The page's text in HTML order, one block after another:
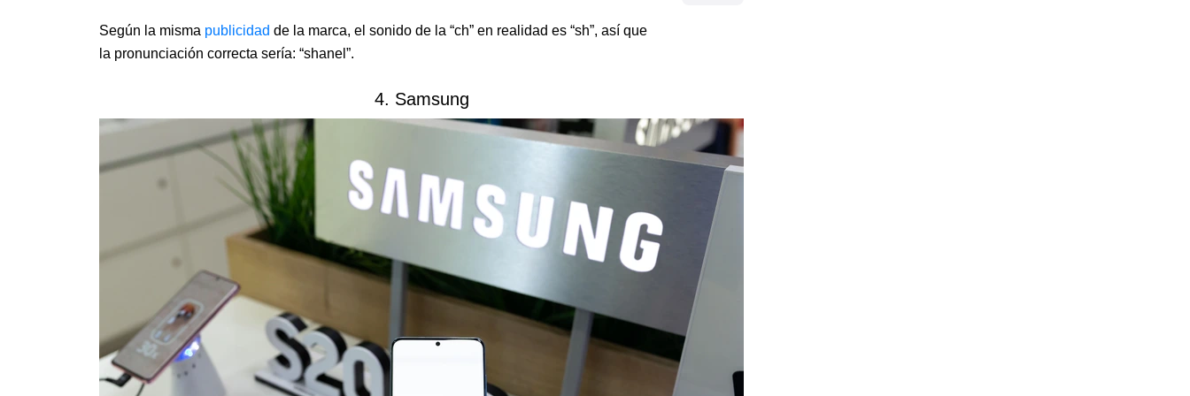
Según la misma publicidad de la marca, el sonido de la “ch” en realidad es “sh”, así que
la pronunciación correcta sería: “shanel”.
4. Samsung